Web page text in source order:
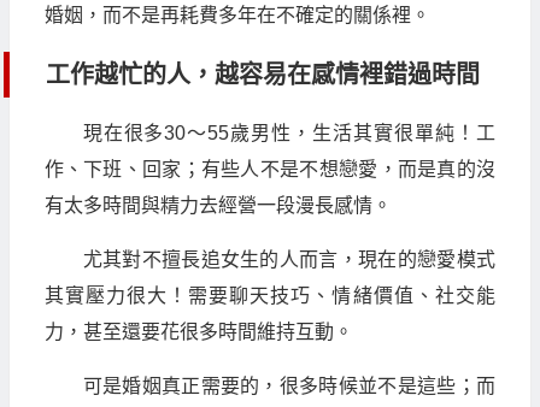
婚姻，而不是再耗費多年在不確定的關係裡。
工作越忙的人，越容易在感情裡錯過時間
現在很多30～55歲男性，生活其實很單純！工
作、下班、回家；有些人不是不想戀愛，而是真的沒
有太多時間與精力去經營一段漫長感情。
尤其對不擅長追女生的人而言，現在的戀愛模式
其實壓力很大！需要聊天技巧、情緒價值、社交能
力，甚至還要花很多時間維持互動。
可是婚姻真正需要的，很多時候並不是這些；而